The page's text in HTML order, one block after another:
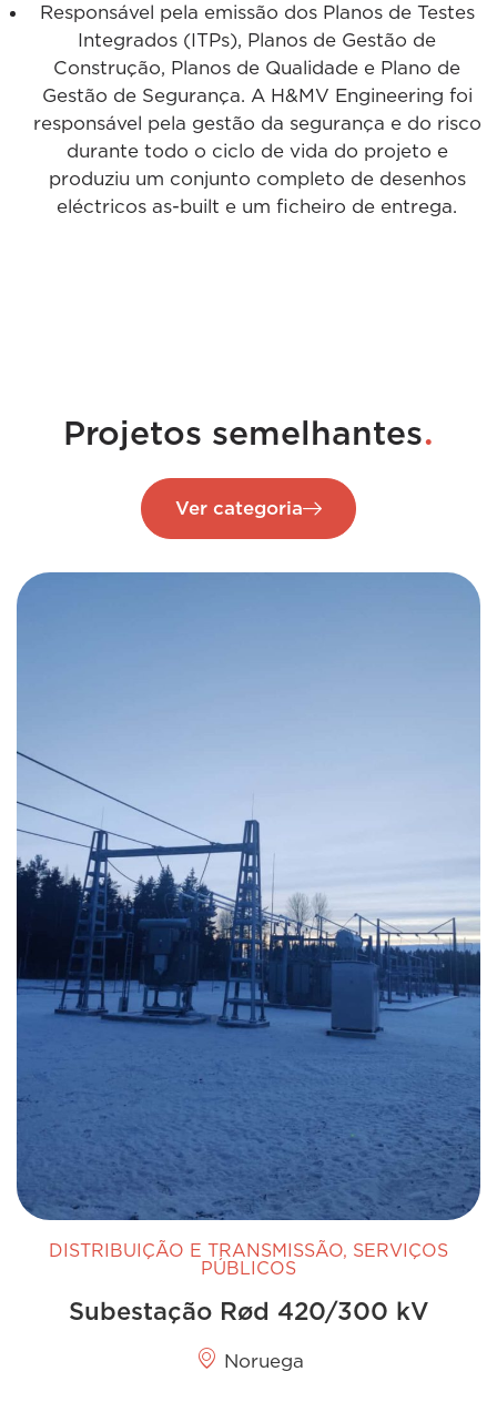
Responsável pela emissão dos Planos de Testes
Integrados (ITPs), Planos de Gestão de
Construção, Planos de Qualidade e Plano de
Gestão de Segurança. A H&MV Engineering foi
responsável pela gestão da segurança e do risco
durante todo o ciclo de vida do projeto e
produziu um conjunto completo de desenhos
eléctricos as-built e um ficheiro de entrega.
Projetos semelhantes.
Ver categoria
DISTRIBUIÇÃO E TRANSMISSÃO, SERVIÇOS
PÚBLICOS
Subestação Rød 420/300 kV
Noruega